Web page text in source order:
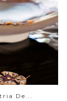
De...